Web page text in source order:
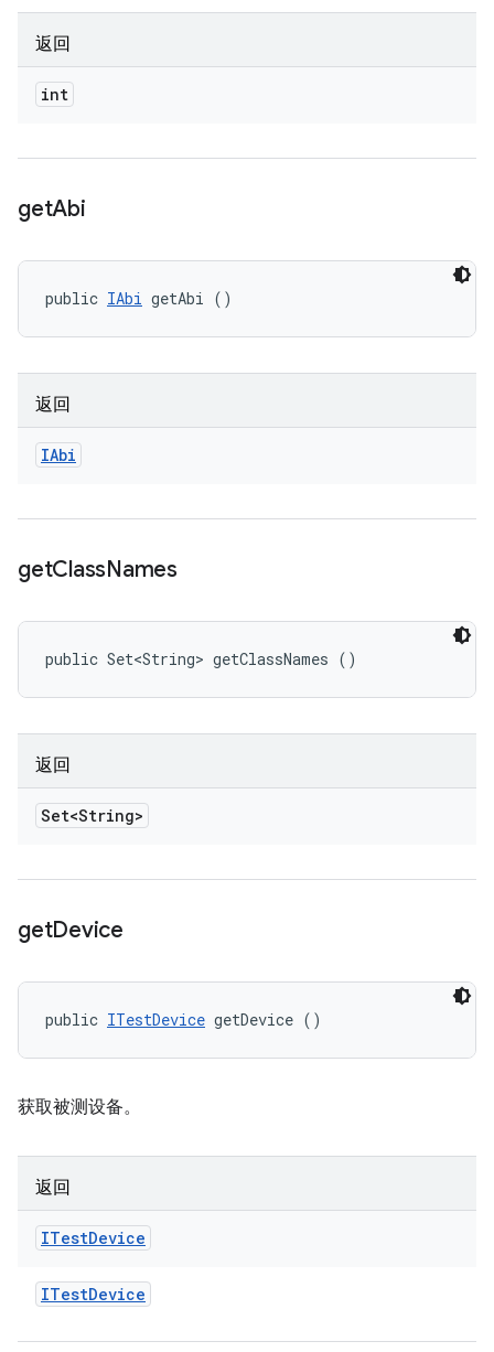
返回
int
getAbi
public IAbi getAbi ()
返回
IAbi
getClassNames
public Set<String> getClassNames ()
返回
Set<String>
getDevice
public ITestDevice getDevice ()
获取被测设备。
返回
ITestDevice
ITestDevice